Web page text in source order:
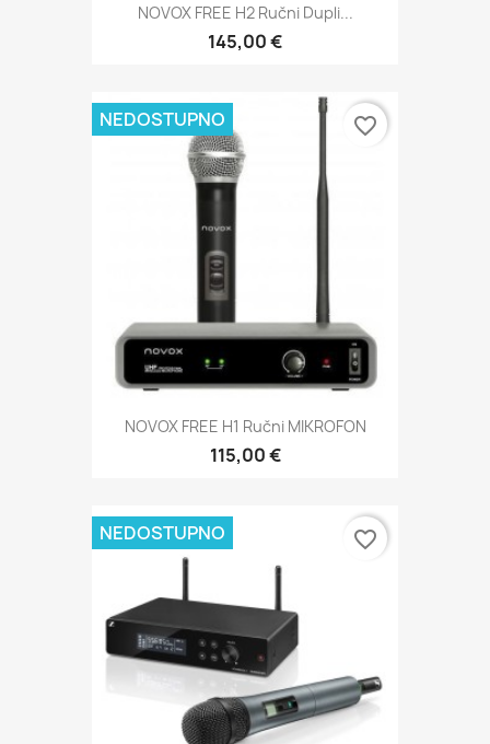
NOVOX FREE H2 Ručni Dupli...
145,00 €
NOVOX FREE H1 Ručni MIKROFON
115,00 €
NEDOSTUPNO favorite_border
NEDOSTUPNO favorite_border